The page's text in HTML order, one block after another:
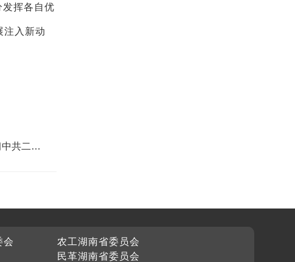
挥各自优
注入新动
共二十
会
农工湖南省委员会
民革湖南省委员会